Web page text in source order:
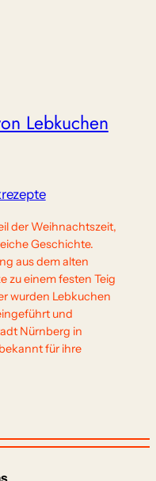
Lebkuchen
der Weihnachtszeit,
Geschichte.
aus dem alten
zu einem festen Teig
wurden Lebkuchen
und
Nürnberg in
für ihre